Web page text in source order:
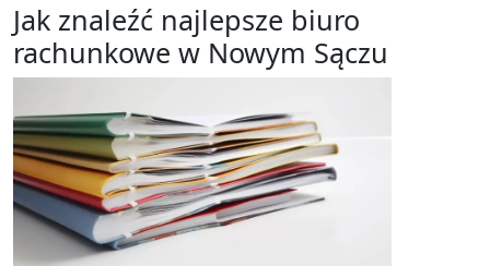
Jak znaleźć najlepsze biuro
rachunkowe w Nowym Sączu